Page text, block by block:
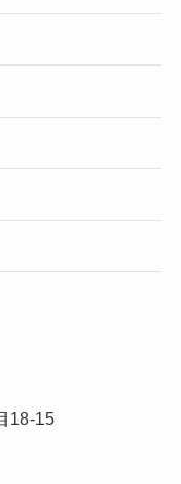
18-15